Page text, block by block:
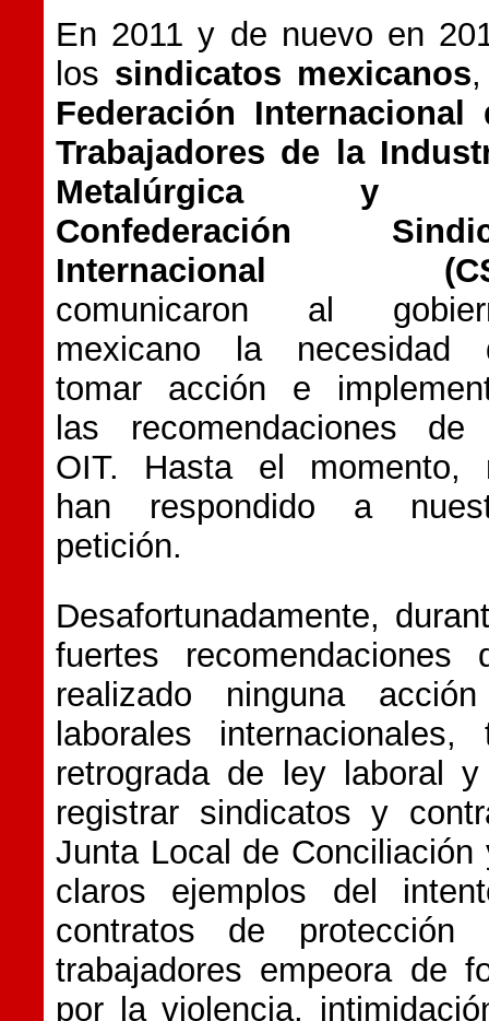
En 2011 y de nuevo en
los sindicatos mexicanos
Federación Internacional
Trabajadores de la
Metalúrgica y
Confederación
Internacional
comunicaron al
mexicano la necesidad
tomar acción e
las recomendaciones
OIT. Hasta el momento,
han respondido a
petición.
Desafortunadamente,
fuertes recomendaciones
realizado ninguna
laborales
retrograda de ley laboral
registrar sindicatos y
Junta Local de
claros ejemplos del
contratos de
trabajadores empeora de
por la violencia,